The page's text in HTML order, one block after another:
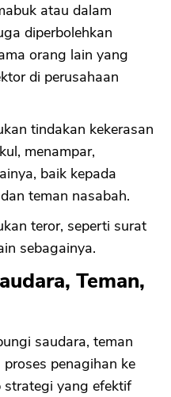
atau dalam
diperbolehkan
orang lain yang
di perusahaan
tindakan kekerasan
menampar,
baik kepada
teman nasabah.
teror, seperti surat
sebagainya.
Teman,
saudara, teman
penagihan ke
strategi yang efektif